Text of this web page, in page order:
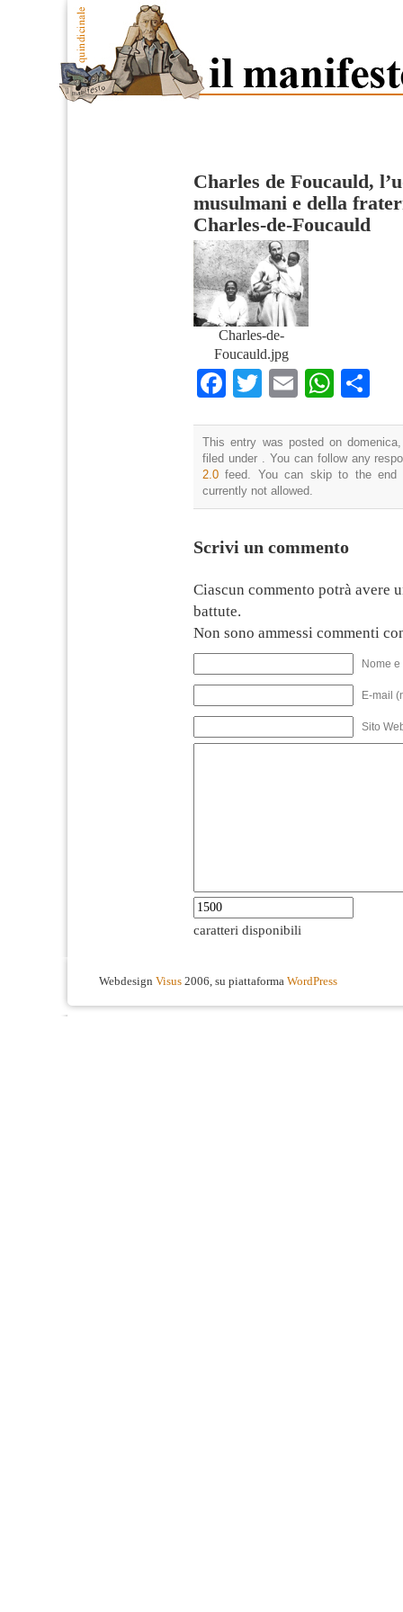
Charles de Foucauld,
musulmani e della
Charles-de-Foucauld
Charles-de-
Foucauld.jpg
Facebook
TwitterEmail
This entry was posted on
filed under . You can follow any
2.0 feed. You can skip to the end
currently not allowed.
Scrivi un commento
Ciascun commento potrà avere
battute.
Non sono ammessi commenti
Nome
E-mail
Sito
caratteri disponibili
Webdesign Visus 2006, su piattaforma WordPress